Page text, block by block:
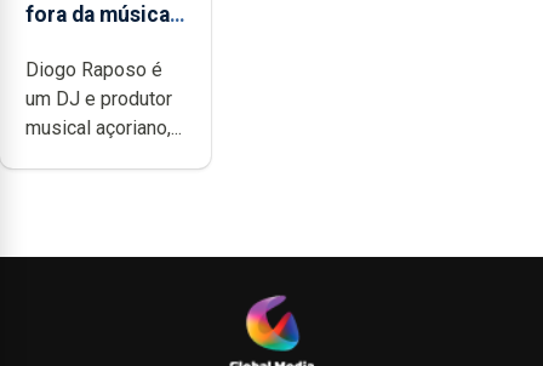
fora da música
noção do quão
difícil é
produzir uma
música”
Diogo Raposo é
um DJ e produtor
musical açoriano,...